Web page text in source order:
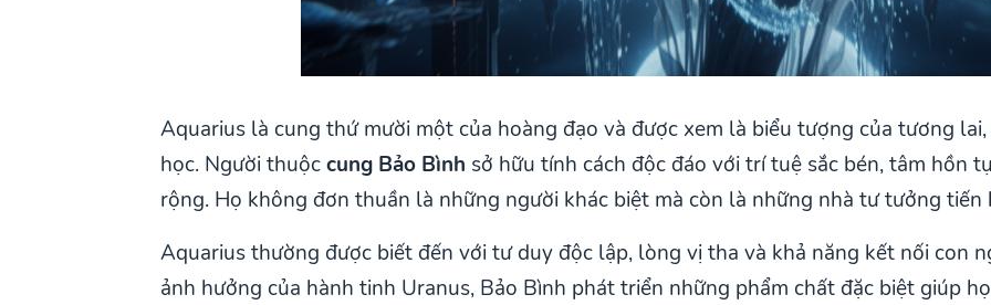
Aquarius là cung thứ mười một của hoàng đạo và được xem là biểu tượng của tương
học. Người thuộccung Bảo Bình sở hữu tính cách độc đáo với trí tuệ sắc bén, tâm hồn
rộng. Họ không đơn thuần là những người khác biệt mà còn là những nhà tư tưởng tiến
Aquarius thường được biết đến với tư duy độc lập, lòng vị tha và khả năng kết nối con
ảnh hưởng của hành tinh Uranus, Bảo Bình phát triển những phẩm chất đặc biệt giúp